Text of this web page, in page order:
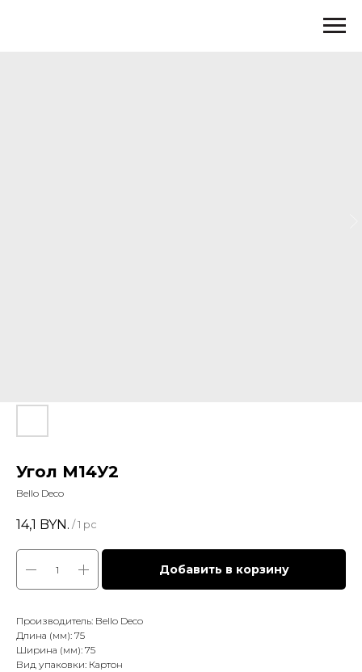
Угол М14У2
Bello Deco
14,1 BYN. / 1 pc
Добавить в корзину
Производитель: Bello Deco
Длина (мм): 75
Ширина (мм): 75
Вид упаковки: Картон